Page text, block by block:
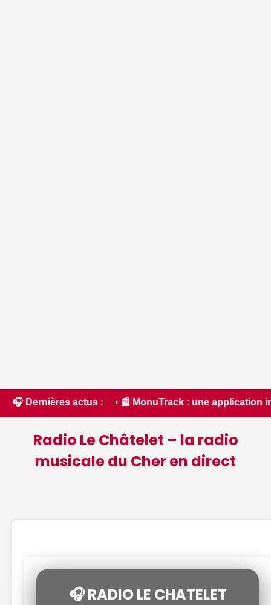
🎧 Dernières actus :
📰 MonuTrack : une application inventée par
Radio Le Châtelet – la radio
musicale du Cher en direct
🎧 RADIO LE CHATELET